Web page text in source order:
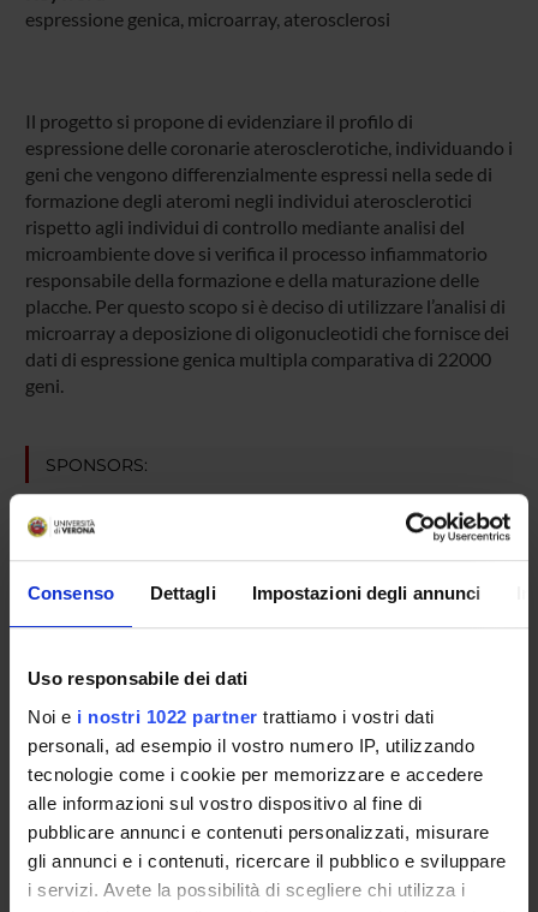
Consenso Dettagli Impostazioni degli annunci
Uso responsabile dei dati
Noi e i nostri 1022 partner trattiamo i vostri dati
personali, ad esempio il vostro numero IP, utilizzando
tecnologie come i cookie per memorizzare e accedere
alle informazioni sul vostro dispositivo al fine di
pubblicare annunci e contenuti personalizzati, misurare
gli annunci e i contenuti, ricercare il pubblico e sviluppare
i servizi. Avete la possibilità di scegliere chi utilizza i
espressione genica, microarray, aterosclerosi
Il progetto si propone di evidenziare il profilo di
espressione delle coronarie aterosclerotiche, individuando i
geni che vengono differenzialmente espressi nella sede di
formazione degli ateromi negli individui aterosclerotici
rispetto agli individui di controllo mediante analisi del
microambiente dove si verifica il processo infiammatorio
responsabile della formazione e della maturazione delle
placche. Per questo scopo si è deciso di utilizzare l’analisi di
microarray a deposizione di oligonucleotidi che fornisce dei
dati di espressione genica multipla comparativa di 22000
geni.
SPONSORS:
Fondazione Cariverona
Funds:assigned and managed by the department
Funds:assigned and managed by the department
Syllabus:ENTI.RIC - Finanziamento da enti vari per la
PROJECT PARTICIPANTS
Gianluca Casali
Giuseppe Faggian
Research Assistants